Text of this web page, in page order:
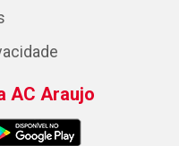
AC Araujo